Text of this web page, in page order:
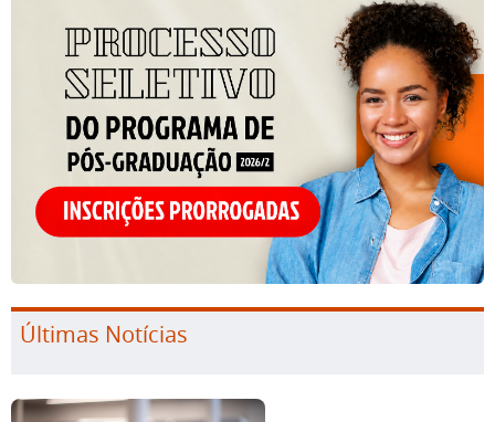
Últimas Notícias